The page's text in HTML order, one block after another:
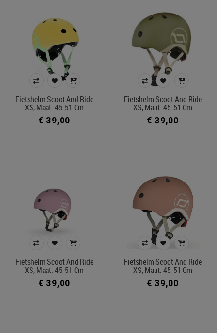
Fietshelm Scoot And Ride
XS, Maat: 45-51 Cm
€ 39,00
Fietshelm Scoot And Ride
XS, Maat: 45-51 Cm
€ 39,00
Fietshelm Scoot And Ride
XS, Maat: 45-51 Cm
€ 39,00
Fietshelm Scoot And Ride
XS, Maat: 45-51 Cm
€ 39,00